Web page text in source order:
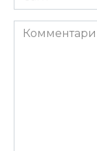
Комментарий